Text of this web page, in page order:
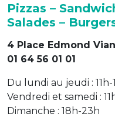
Pizzas –
Salades –
4 Place Edmond
01 64 56 01 01
Du lundi au jeudi :
Vendredi et samedi :
Dimanche : 18h-23h